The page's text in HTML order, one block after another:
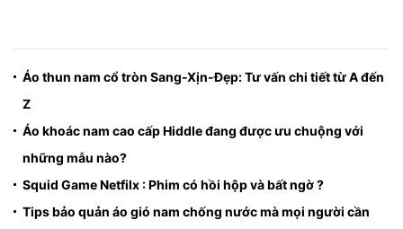
Áo thun nam cổ tròn Sang-Xịn-Đẹp: Tư vấn chi tiết từ A đến
Z
Áo khoác nam cao cấp Hiddle đang được ưu chuộng với
những mẫu nào?
Squid Game Netfilx : Phim có hồi hộp và bất ngờ ?
Tips bảo quản áo gió nam chống nước mà mọi người cần